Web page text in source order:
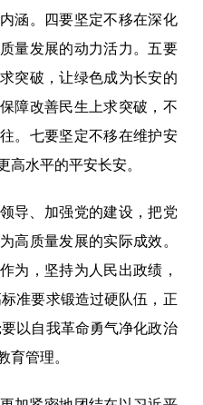
涵。四要坚定不移在深化
量发展的动力活力。五要
突破，让绿色成为长安的
障改善民生上求突破，不
。七要坚定不移在维护安
高水平的平安长安。
导、加强党的建设，把党
高质量发展的实际成效。
为，坚持为人民出政绩，
准要求锻造过硬队伍，正
以自我革命勇气净化政治
育管理。